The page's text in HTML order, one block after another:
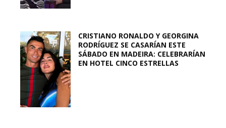
CRISTIANO RONALDO Y GEORGINA
RODRÍGUEZ SE CASARÍAN ESTE
SÁBADO EN MADEIRA: CELEBRARÍAN
EN HOTEL CINCO ESTRELLAS